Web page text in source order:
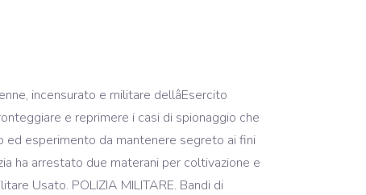
incensurato e militare dellâEsercito
e reprimere i casi di spionaggio che
esperimento da mantenere segreto ai fini
ha arrestato due materani per coltivazione e
Usato. POLIZIA MILITARE. Bandi di